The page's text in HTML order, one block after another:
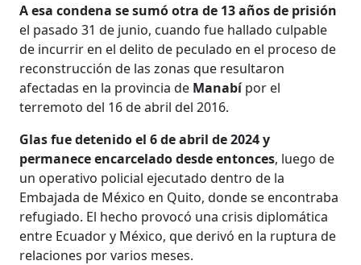
A esa condena se sumó otra de 13 años de prisión
el pasado 31 de junio, cuando fue hallado culpable
de incurrir en el delito de peculado en el proceso de
reconstrucción de las zonas que resultaron
afectadas en la provincia de Manabípor el
terremoto del 16 de abril del 2016.
Glas fue detenido el 6 de abril de 2024 y
permanece encarcelado desde entonces, luego de
un operativo policial ejecutado dentro de la
Embajada de México en Quito, donde se encontraba
refugiado. El hecho provocó una crisis diplomática
entre Ecuador y México, que derivó en la ruptura de
relaciones por varios meses.